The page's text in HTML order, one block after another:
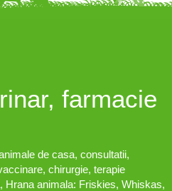
farmacie
de casa, consultatii,
chirurgie, terapie
Hrana animala: Friskies, Whiskas,